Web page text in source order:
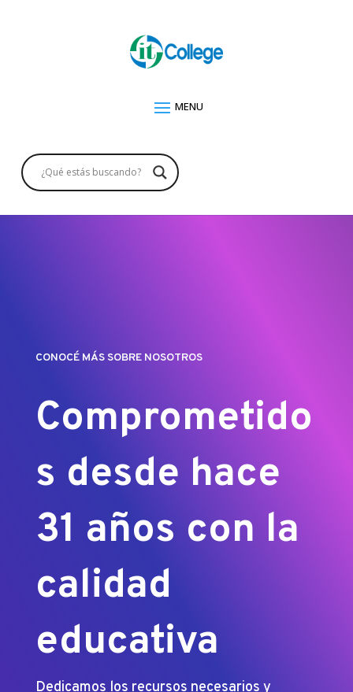
CONOCÉ MÁS SOBRE NOSOTROS
Comprometido
s desde hace
31 años con la
calidad
educativa
Dedicamos los recursos necesarios y